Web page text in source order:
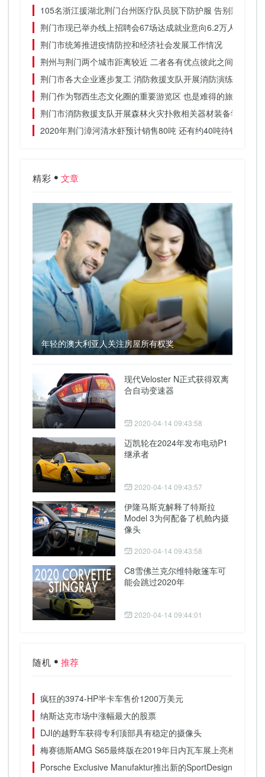
105名浙江援湖北荆门台州医疗队员脱下防护服 告别荆门的
荆门市现已举办线上招聘会67场达成就业意向6.2万人
荆门市统筹推进疫情防控和经济社会发展工作情况
荆州与荆门两个城市距离较近 二者各有优点彼此之间差别不
荆门市各大企业逐步复工 消防救援支队开展消防演练
荆门作为鄂西生态文化圈的重要游览区 也是难得的旅游胜地
荆门市消防救援支队开展森林火灾扑救相关器材装备学习
2020年荆门漳河清水虾预计销售80吨 还有约40吨待销
精彩 文章
年轻的澳大利亚人关注房屋所有权奖
现代Veloster N正式获得双离
合自动变速器
2020-04-14 09:43:58
迈凯轮在2024年发布电动P1
继承者
2020-04-14 09:43:57
伊隆马斯克解释了特斯拉
Model 3为何配备了机舱内摄
像头
2020-04-14 09:43:58
C8雪佛兰克尔维特敞篷车可
能会跳过2020年
2020-04-14 09:44:01
随机 推荐
疯狂的3974-HP半卡车售价1200万美元
纳斯达克市场中涨幅最大的股票
DJI的越野车获得专利顶部具有稳定的摄像头
梅赛德斯AMG S65最终版在2019年日内瓦车展上亮相
Porsche Exclusive Manufaktur推出新的SportDesign外观和